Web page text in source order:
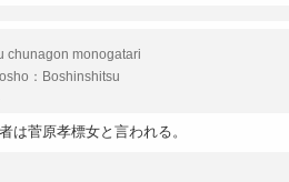
chunagon monogatari
：Boshinshitsu
は菅原孝標女と言われる。